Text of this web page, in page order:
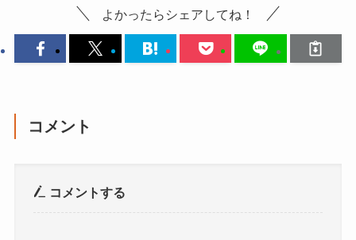
よかったらシェアしてね！
コメント
コメントする